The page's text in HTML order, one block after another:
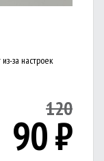
за настроек
120
90₽